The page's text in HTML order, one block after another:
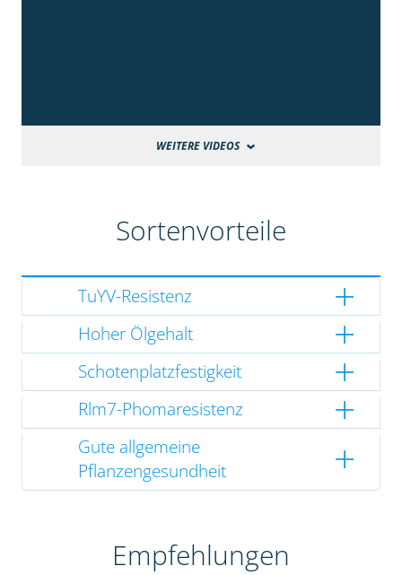
WEITERE VIDEOS
Sortenvorteile
TuYV-Resistenz
Hoher Ölgehalt
Schotenplatzfestigkeit
Rlm7-Phomaresistenz
Gute allgemeine
Pflanzengesundheit
Empfehlungen